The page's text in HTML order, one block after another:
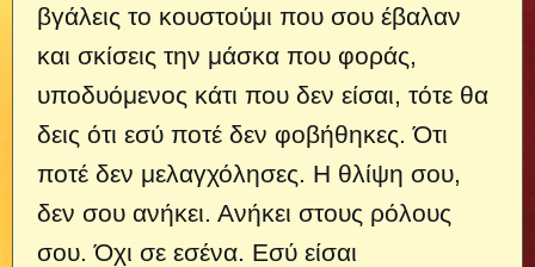
βγάλεις το κουστούμι που σου έβαλαν
και σκίσεις την μάσκα που φοράς,
υποδυόμενος κάτι που δεν είσαι, τότε θα
δεις ότι εσύ ποτέ δεν φοβήθηκες. Ότι
ποτέ δεν μελαγχόλησες. Η θλίψη σου,
δεν σου ανήκει. Ανήκει στους ρόλους
σου. Όχι σε εσένα. Εσύ είσαι